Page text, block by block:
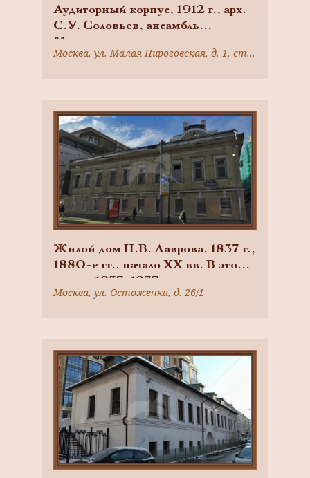
Аудиторный корпус, 1912 г., арх.
С.У. Соловьев, ансамбль
Московских высших женских
курсов
Москва, ул. Малая Пироговская, д. 1, стр. 3
Жилой дом Н.В. Лаврова, 1837 г.,
1880-е гг., начало XX вв. В этом
доме в 1837-1877 гг. проживали
артисты Императорских Большого
Москва, ул. Остоженка, д. 26/1